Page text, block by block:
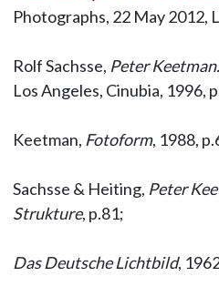
Photographs, 22 May 2012,
Rolf Sachsse, Peter
Los Angeles, Cinubia, 1996,
Keetman, Fotoform, 1988,
Sachsse & Heiting, Peter
Strukture, p.81;
Das Deutsche Lichtbild,